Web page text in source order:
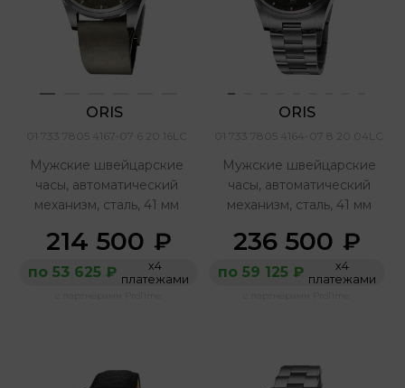
ORIS
01 733 7805 4167-07 6 20 16LC
Мужские швейцарские
часы, автоматический
механизм, сталь, 41 мм
214 500 ₽
по 53 625 ₽
х4
платежами
ORIS
01 733 7805 4164-07 8 20 04LC
Мужские швейцарские
часы, автоматический
механизм, сталь, 41 мм
236 500 ₽
по 59 125 ₽
х4
платежами